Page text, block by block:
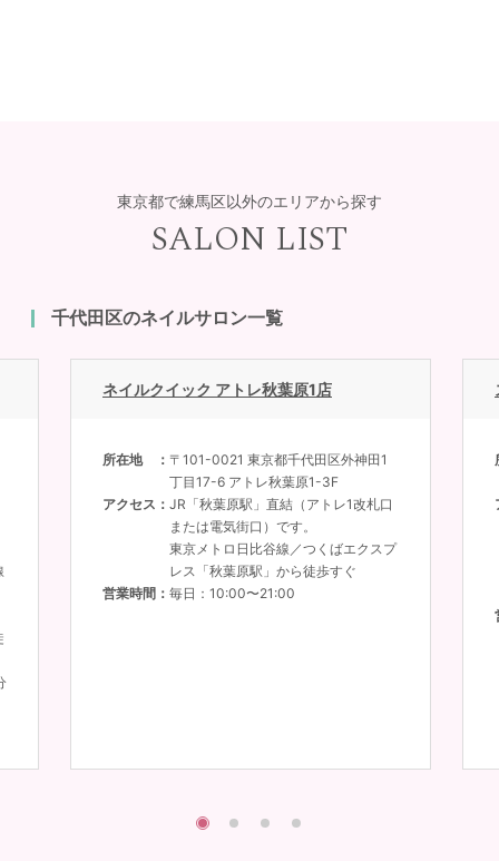
東京都で練馬区以外のエリアから探す
SALON LIST
千代田区のネイルサロン一覧
ネイルクイック アトレ秋葉原1店
所在地
〒101-0021 東京都千代田区外神田1
丁目17-6 アトレ秋葉原1-3F
アクセス
JR「秋葉原駅」直結（アトレ1改札口
または電気街口）です。
東京メトロ日比谷線／つくばエクスプ
レス「秋葉原駅」から徒歩すぐ
営業時間
毎日：10:00〜21:00